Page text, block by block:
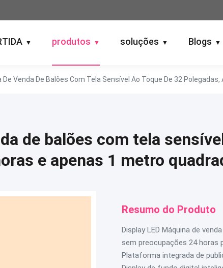
▼ produtos ▼ soluções ▼ Blogs ▼
Venda De Balões Com Tela Sensível Ao Toque De 32
de balões com tela
e apenas 1 metro
Resumo do Produto
Display LED Máquina de
sem preocupações 24 horas
Plataforma integrada de